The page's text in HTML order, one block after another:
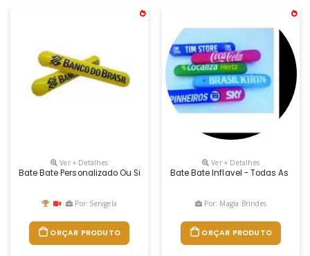
Ver + Detalhes
Bate Bate Personalizado Ou Simplesmente Batecos Personalizados.
Por: Servgela
ORÇAR PRODUTO
Ver + Detalhes
Bate Bate Inflavel - Todas As
Por: Magia Brindes
ORÇAR PRODUTO